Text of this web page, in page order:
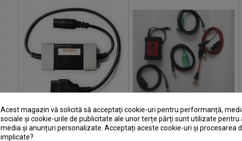
ISUZU DC 24V ADAPTER
TYPE II
TESTER
DIAGNOZA|AGRICULTURA
AGCO + LAPTOP
Acest magazin vă solicită să acceptați cookie-uri pentru performanță,
sociale și cookie-urile de publicitate ale unor terțe părți sunt utilizate pentru
media și anunțuri personalizate. Acceptați aceste cookie-uri și procesarea
implicate?